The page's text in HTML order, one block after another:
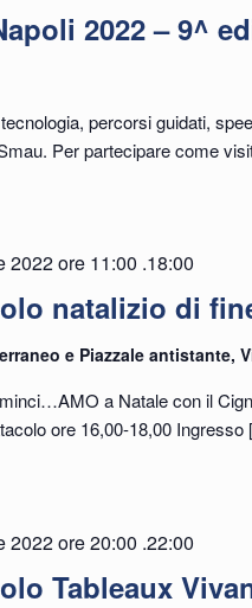
2022 – 9^
percorsi guidati,
Per partecipare come
natalizio di
2022 ore 11:00 .18:00
e Piazzale antistante,
a Natale con il
ore 16,00-18,00 Ingresso
Tableaux
2022 ore 20:00 .22:00